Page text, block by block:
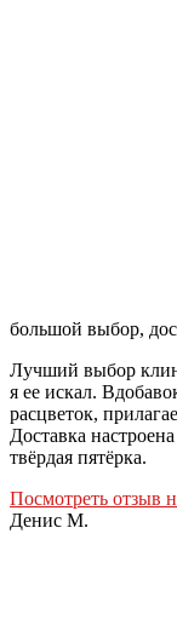
большой выбор,
Лучший выбор
я ее искал.
расцветок,
Доставка
твёрдая пятёрка.
Посмотреть отзыв
Денис М.